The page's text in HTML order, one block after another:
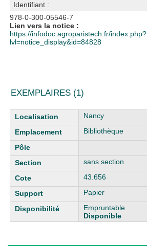
Identifiant :
978-0-300-05546-7
Lien vers la notice :
https://infodoc.agroparistech.fr/index.php?
lvl=notice_display&id=84828
EXEMPLAIRES (1)
Liste des exemplaires
Nancy
Bibliothèque
sans section
43.656
Papier
Empruntable
Disponible